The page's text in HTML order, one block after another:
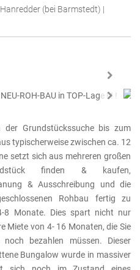
(bei Barmstedt) |
Next
Grundstückssuche bis zum
typischerweise zwischen ca. 12
setzt sich aus mehreren großen
finden & kaufen,
& Ausschreibung und die
Rohbau fertig zu
8 Monate. Dies spart nicht nur
Miete von 4- 16 Monaten, die Sie
bezahlen müssen. Dieser
Bungalow wurde in massiver